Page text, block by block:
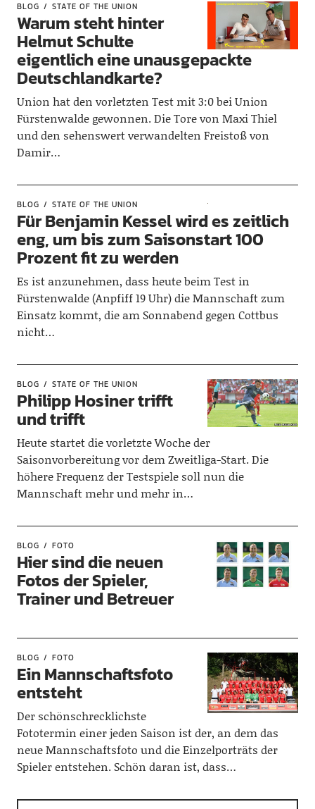
BLOG STATE OF THE UNION
Warum steht hinter
Helmut Schulte
eigentlich eine unausgepackte
Deutschlandkarte?
Union hat den vorletzten Test mit 3:0 bei Union
Fürstenwalde gewonnen. Die Tore von Maxi Thiel
und den sehenswert verwandelten Freistoß von
Damir…
BLOG STATE OF THE UNION
Für Benjamin Kessel wird es zeitlich
eng, um bis zum Saisonstart 100
Prozent fit zu werden
Es ist anzunehmen, dass heute beim Test in
Fürstenwalde (Anpfiff 19 Uhr) die Mannschaft zum
Einsatz kommt, die am Sonnabend gegen Cottbus
nicht…
BLOG STATE OF THE UNION
Philipp Hosiner trifft
und trifft
Heute startet die vorletzte Woche der
Saisonvorbereitung vor dem Zweitliga-Start. Die
höhere Frequenz der Testspiele soll nun die
Mannschaft mehr und mehr in…
BLOG FOTO
Hier sind die neuen
Fotos der Spieler,
Trainer und Betreuer
BLOG FOTO
Ein Mannschaftsfoto
entsteht
Der schönschrecklichste
Fototermin einer jeden Saison ist der, an dem das
neue Mannschaftsfoto und die Einzelporträts der
Spieler entstehen. Schön daran ist, dass…